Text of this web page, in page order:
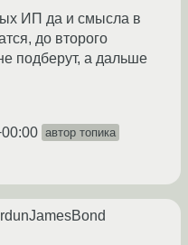
ИП да и смысла в
до второго
подберут, а дальше
автор топика